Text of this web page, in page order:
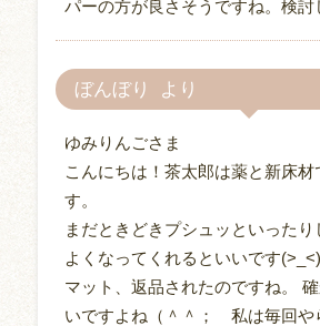
パーの方が良さそうですね。検討
ぼんぼり
ゆみりんごさま
こんにちは！茶太郎は薬と新床
す。
まだときどきプシュッといった
よくなってくれるといいです
マット、返品されたのですね。
いですよね（＾＾； 私は毎回や